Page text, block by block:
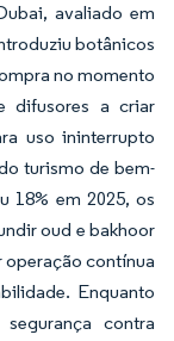
avaliado em
botânicos
no momento
difusores a criar
uso ininterrupto
turismo de bem-
18% em 2025, os
oud e bakhoor
operação contínua
Enquanto
contra